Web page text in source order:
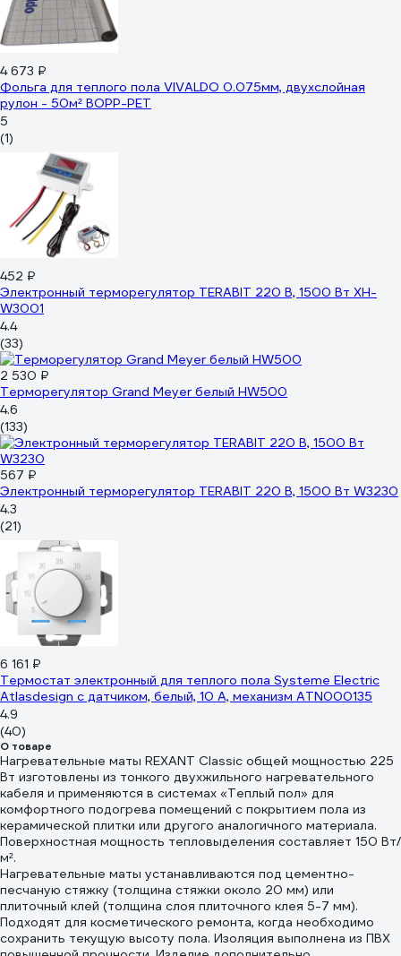
4 673 ₽
Фольга для теплого пола VIVALDO 0.075мм, двухслойная
рулон - 50м² BOPP-PET
5
(1)
452 ₽
Электронный терморегулятор TERABIT 220 В, 1500 Вт XH-
W3001
4.4
(33)
2 530 ₽
Терморегулятор Grand Meyer белый HW500
4.6
(133)
567 ₽
Электронный терморегулятор TERABIT 220 В, 1500 Вт W3230
4.3
(21)
6 161 ₽
Термостат электронный для теплого пола Systeme Electric
Atlasdesign с датчиком, белый, 10 А, механизм ATN000135
4.9
(40)
О товаре
Нагревательные маты REXANT Classic общей мощностью 225
Вт изготовлены из тонкого двухжильного нагревательного
кабеля и применяются в системах «Теплый пол» для
комфортного подогрева помещений с покрытием пола из
керамической плитки или другого аналогичного материала.
Поверхностная мощность тепловыделения составляет 150 Вт/
м².
Нагревательные маты устанавливаются под цементно-
песчаную стяжку (толщина стяжки около 20 мм) или
плиточный клей (толщина слоя плиточного клея 5-7 мм).
Подходят для косметического ремонта, когда необходимо
сохранить текущую высоту пола. Изоляция выполнена из ПВХ